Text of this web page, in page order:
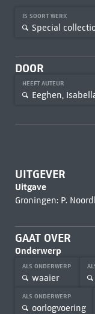
IS SOORT WERK
Special
DOOR
HEEFT AUTEUR
Eeghen,
UITGEVER
Uitgave
Groningen: P.
GAAT OVER
Onderwerp
ALS ONDERWERP
waaier
ALS ONDERWERP
oorlogvoering